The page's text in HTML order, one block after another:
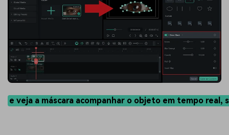
e veja a máscara acompanhar o objeto em tempo real,